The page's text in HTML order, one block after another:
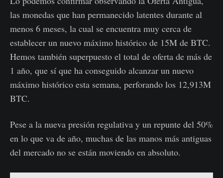
las monedas que han permanecido latentes durante al
menos 6 meses, la cual se encuentra muy cerca de
establecer un nuevo máximo histórico de 15M de BTC.
Hemos también superpuesto el total de oferta de más de
1 año, que sí que ha conseguido alcanzar un nuevo
máximo histórico esta semana, perforando los 12,913M
BTC.
Pese a la nueva presión regulativa y un repunte del 50%
en lo que va de año, muchas de las manos más antiguas
del mercado no se están moviendo en absoluto.